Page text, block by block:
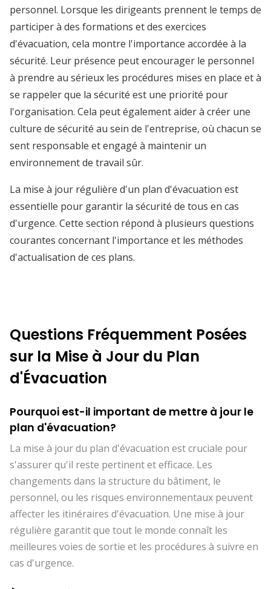
personnel. Lorsque les dirigeants prennent le temps de
participer à des formations et des exercices
d'évacuation, cela montre l'importance accordée à la
sécurité. Leur présence peut encourager le personnel
à prendre au sérieux les procédures mises en place et à
se rappeler que la sécurité est une priorité pour
l'organisation. Cela peut également aider à créer une
culture de sécurité au sein de l'entreprise, où chacun se
sent responsable et engagé à maintenir un
environnement de travail sûr.
La mise à jour régulière d'un plan d'évacuation est
essentielle pour garantir la sécurité de tous en cas
d'urgence. Cette section répond à plusieurs questions
courantes concernant l'importance et les méthodes
d'actualisation de ces plans.
Questions Fréquemment Posées
sur la Mise à Jour du Plan
d'Évacuation
Pourquoi est-il important de mettre à jour le
plan d'évacuation?
La mise à jour du plan d'évacuation est cruciale pour
s'assurer qu'il reste pertinent et efficace. Les
changements dans la structure du bâtiment, le
personnel, ou les risques environnementaux peuvent
affecter les itinéraires d'évacuation. Une mise à jour
régulière garantit que tout le monde connaît les
meilleures voies de sortie et les procédures à suivre en
cas d'urgence.